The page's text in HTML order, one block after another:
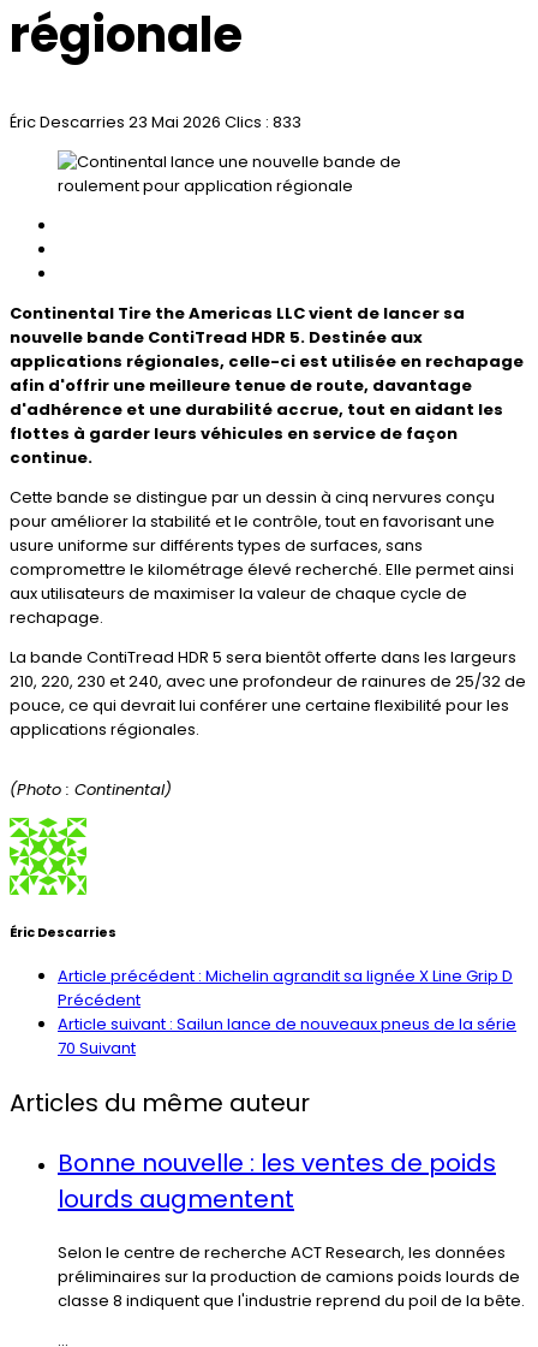
régionale
Éric Descarries 23 Mai 2026 Clics : 833
Continental Tire the Americas LLC vient de lancer sa
nouvelle bande ContiTread HDR 5. Destinée aux
applications régionales, celle-ci est utilisée en rechapage
afin d'offrir une meilleure tenue de route, davantage
d'adhérence et une durabilité accrue, tout en aidant les
flottes à garder leurs véhicules en service de façon
continue.
Cette bande se distingue par un dessin à cinq nervures conçu
pour améliorer la stabilité et le contrôle, tout en favorisant une
usure uniforme sur différents types de surfaces, sans
compromettre le kilométrage élevé recherché. Elle permet ainsi
aux utilisateurs de maximiser la valeur de chaque cycle de
rechapage.
La bande ContiTread HDR 5 sera bientôt offerte dans les largeurs
210, 220, 230 et 240, avec une profondeur de rainures de 25/32 de
pouce, ce qui devrait lui conférer une certaine flexibilité pour les
applications régionales.
(Photo : Continental)
Éric Descarries
Article précédent : Michelin agrandit sa lignée X Line Grip D
Précédent
Article suivant : Sailun lance de nouveaux pneus de la série
70 Suivant
Articles du même auteur
Bonne nouvelle : les ventes de poids
lourds augmentent
Selon le centre de recherche ACT Research, les données
préliminaires sur la production de camions poids lourds de
classe 8 indiquent que l'industrie reprend du poil de la bête.
...